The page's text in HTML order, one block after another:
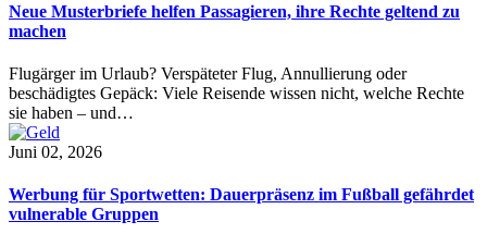
Neue Musterbriefe helfen Passagieren, ihre Rechte geltend zu
machen
Flugärger im Urlaub? Verspäteter Flug, Annullierung oder
beschädigtes Gepäck: Viele Reisende wissen nicht, welche Rechte
sie haben – und…
Juni 02, 2026
Werbung für Sportwetten: Dauerpräsenz im Fußball gefährdet
vulnerable Gruppen